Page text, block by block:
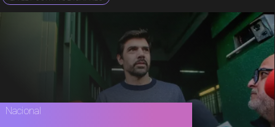
Nacional